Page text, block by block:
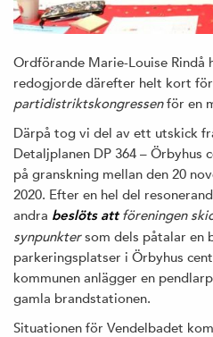
Ordförande Marie-Louise Rindå
redogjorde därefter helt kort för
partidistriktskongressenför en
Därpå tog vi del av ett utskick
Detaljplanen DP 364 – Örbyhus
på granskning mellan den 20
2020. Efter en hel del
andra beslöts attföreningen
synpunktersom dels påtalar en
parkeringsplatser i Örbyhus
kommunen anlägger en
gamla brandstationen.
Situationen för Vendelbadet